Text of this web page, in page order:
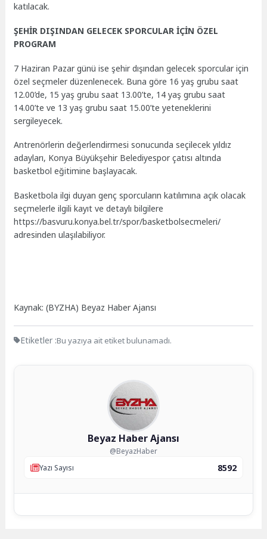
katılacak.
ŞEHİR DIŞINDAN GELECEK SPORCULAR İÇİN ÖZEL
PROGRAM
7 Haziran Pazar günü ise şehir dışından gelecek sporcular için
özel seçmeler düzenlenecek. Buna göre 16 yaş grubu saat
12.00’de, 15 yaş grubu saat 13.00’te, 14 yaş grubu saat
14.00’te ve 13 yaş grubu saat 15.00’te yeteneklerini
sergileyecek.
Antrenörlerin değerlendirmesi sonucunda seçilecek yıldız
adayları, Konya Büyükşehir Belediyespor çatısı altında
basketbol eğitimine başlayacak.
Basketbola ilgi duyan genç sporcuların katılımına açık olacak
seçmelerle ilgili kayıt ve detaylı bilgilere
https://basvuru.konya.bel.tr/spor/basketbolsecmeleri/
adresinden ulaşılabiliyor.
Kaynak: (BYZHA) Beyaz Haber Ajansı
Etiketler :Bu yazıya ait etiket bulunamadı.
Beyaz Haber Ajansı
@BeyazHaber
Yazı Sayısı
8592